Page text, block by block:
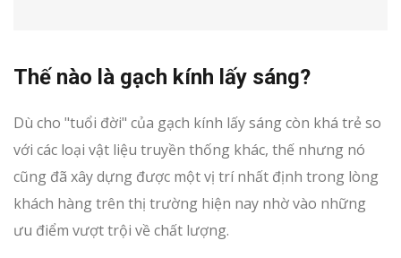
Thế nào là gạch kính lấy sáng?
Dù cho "tuổi đời" của gạch kính lấy sáng còn khá trẻ so
với các loại vật liệu truyền thống khác, thế nhưng nó
cũng đã xây dựng được một vị trí nhất định trong lòng
khách hàng trên thị trường hiện nay nhờ vào những
ưu điểm vượt trội về chất lượng.